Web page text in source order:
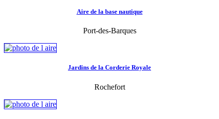
Aire de la base nautique
Port-des-Barques
Jardins de la Corderie Royale
Rochefort